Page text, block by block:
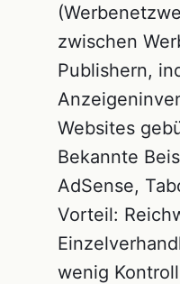
zwischen
Publishern,
Websites
Bekannte
AdSense,
Vorteil:
wenig